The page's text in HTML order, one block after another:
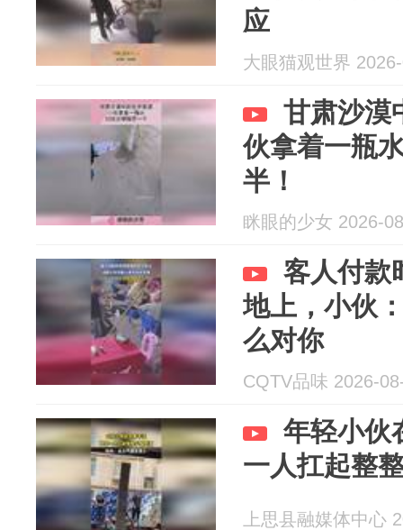
应
大眼猫观世界
甘肃沙漠
伙拿着一瓶
半！
眯眼的少女 2026-
客人付款
地上，小伙
么对你
CQTV品味 2026-
年轻小伙
一人扛起整
上思县融媒体中心